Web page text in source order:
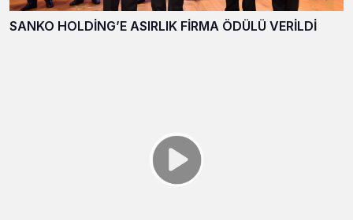
SANKO HOLDİNG’E ASIRLIK FİRMA ÖDÜLÜ VERİLDİ